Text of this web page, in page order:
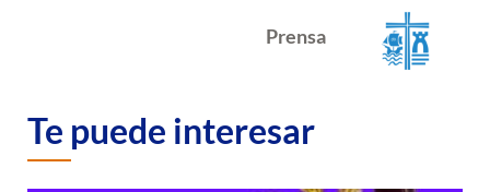
Prensa
Te puede interesar